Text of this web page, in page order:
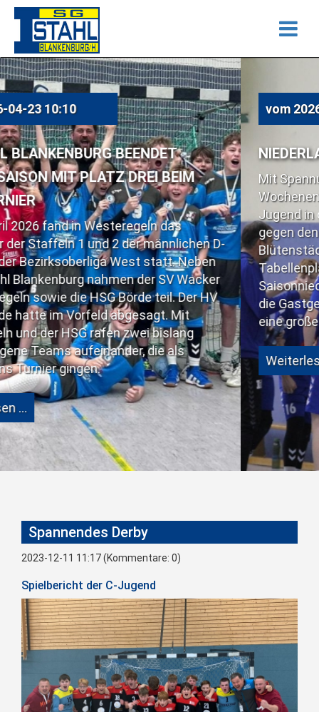
BEIM
das
männlichen D-
statt. Neben
der SV Wacker
teil. Der HV
Mit
bislang
die als
vom2026-04-23 10:07
NIEDERLAGE IM
Mit Spannung wurde am
Wochenende das Spiel der
Jugend in der Handball
gegen den Spitzenreiter aus
Blütenstädter rangierten auf
Tabellenplatz und wollten den
Saisonniederlage beibringen.
die Gastgeber Domenik
eine große Schwächung
Weiterlesen …
Spannendes Derby
2023-12-11 11:17(Kommentare: 0)
Spielbericht der C-Jugend